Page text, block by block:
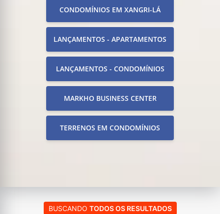
CONDOMÍNIOS EM XANGRI-LÁ
LANÇAMENTOS - APARTAMENTOS
LANÇAMENTOS - CONDOMÍNIOS
MARKHO BUSINESS CENTER
TERRENOS EM CONDOMÍNIOS
BUSCANDO TODOS OS RESULTADOS